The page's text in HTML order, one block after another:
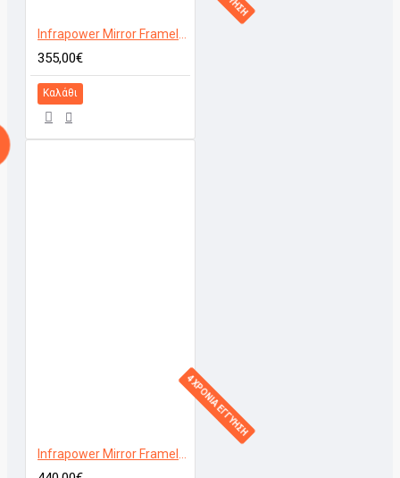
Infrapower Mirror Frameless 600W
355,00€
Καλάθι
4 ΧΡΟΝΙΑ ΕΓΓΥΗΣΗ
Infrapower Mirror Frameless 800W